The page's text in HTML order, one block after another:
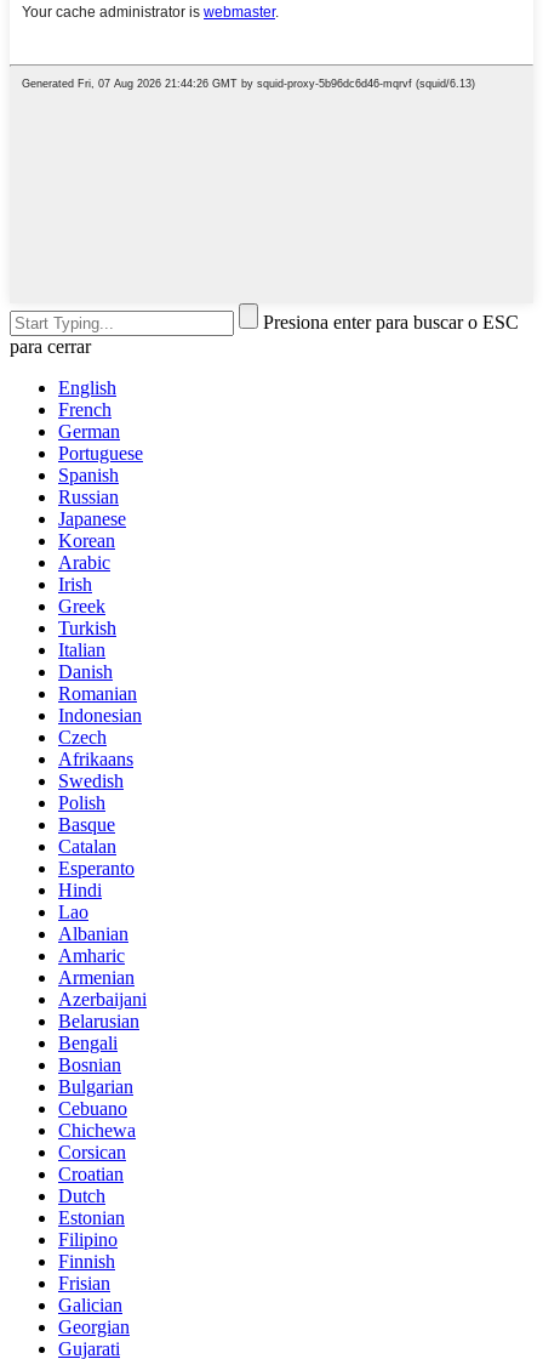
Presiona enter para buscar o ESC
para cerrar
English
French
German
Portuguese
Spanish
Russian
Japanese
Korean
Arabic
Irish
Greek
Turkish
Italian
Danish
Romanian
Indonesian
Czech
Afrikaans
Swedish
Polish
Basque
Catalan
Esperanto
Hindi
Lao
Albanian
Amharic
Armenian
Azerbaijani
Belarusian
Bengali
Bosnian
Bulgarian
Cebuano
Chichewa
Corsican
Croatian
Dutch
Estonian
Filipino
Finnish
Frisian
Galician
Georgian
Gujarati